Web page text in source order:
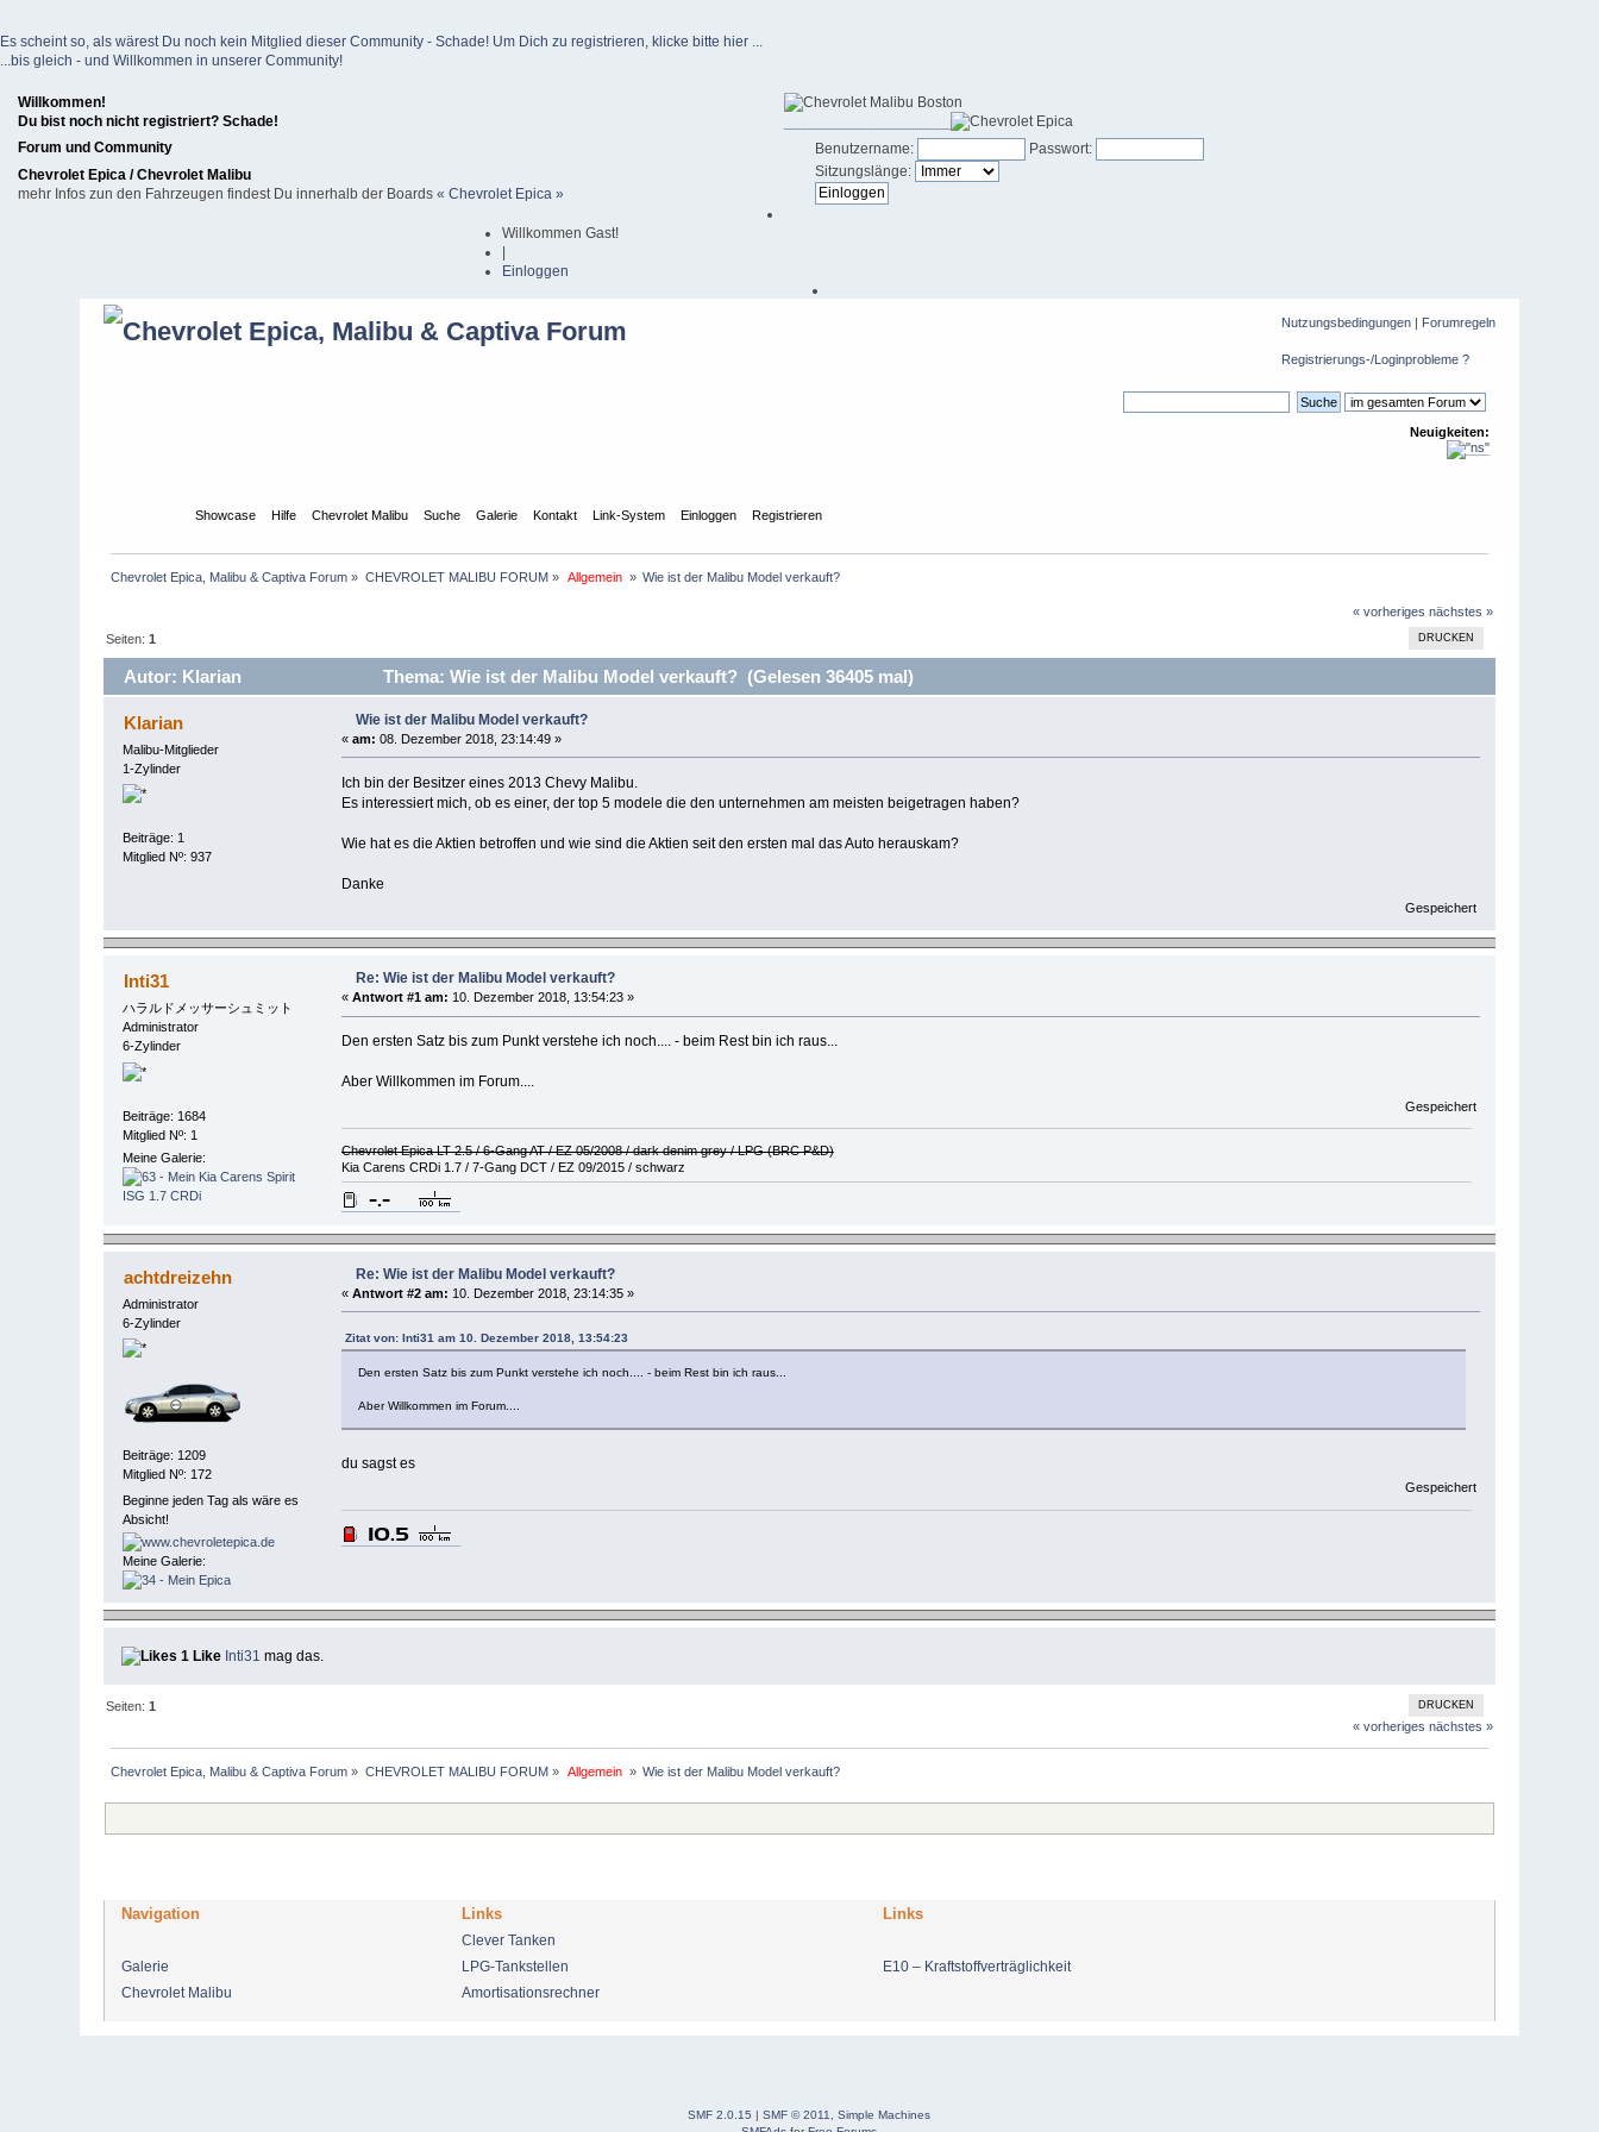
Es scheint so, als wärest Du noch kein Mitglied dieser Community - Schade! Um Dich zu registrieren, klicke bitte hier ...
...bis gleich - und Willkommen in unserer Community!
Willkommen!
Du bist noch nicht registriert? Schade!
Forum und Community
Chevrolet Epica / Chevrolet Malibu
mehr Infos zun den Fahrzeugen findest Du innerhalb der Boards « Chevrolet Epica »
Benutzername:
Passwort:
Sitzungslänge:
Willkommen Gast!
Einloggen
Nutzungsbedingungen| Forumregeln
Registrierungs-/Loginprobleme ?
Neuigkeiten:
Showcase Hilfe Chevrolet Malibu Suche Galerie Kontakt Link-System Einloggen Registrieren
Chevrolet Epica, Malibu & Captiva Forum » CHEVROLET MALIBU FORUM» Allgemein » Wie ist der Malibu Model verkauft?
« vorheriges nächstes »
DRUCKEN
Seiten:1
Autor: Klarian Thema: Wie ist der Malibu Model verkauft? (Gelesen 36405 mal)
Klarian
Malibu-Mitglieder
1-Zylinder
Beiträge: 1
Mitglied Nº: 937
Wie ist der Malibu Model verkauft?
« am: 08. Dezember 2018, 23:14:49 »
Ich bin der Besitzer eines 2013 Chevy Malibu.
Es interessiert mich, ob es einer, der top 5 modele die den unternehmen am meisten beigetragen haben?
Wie hat es die Aktien betroffen und wie sind die Aktien seit den ersten mal das Auto herauskam?
Danke
Gespeichert
Inti31
ハラルドメッサーシュミット
Administrator
6-Zylinder
Beiträge: 1684
Mitglied Nº: 1
Meine Galerie:
Re: Wie ist der Malibu Model verkauft?
« Antwort #1 am: 10. Dezember 2018, 13:54:23 »
Den ersten Satz bis zum Punkt verstehe ich noch.... - beim Rest bin ich raus...
Aber Willkommen im Forum....
Gespeichert
Chevrolet Epica LT 2.5 / 6-Gang AT / EZ 05/2008 / dark denim grey / LPG (BRC P&D)
Kia Carens CRDi 1.7 / 7-Gang DCT / EZ 09/2015 / schwarz
achtdreizehn
Administrator
6-Zylinder
Beiträge: 1209
Mitglied Nº: 172
Beginne jeden Tag als wäre es
Absicht!
Meine Galerie:
Re: Wie ist der Malibu Model verkauft?
« Antwort #2 am: 10. Dezember 2018, 23:14:35 »
Zitat von: Inti31 am 10. Dezember 2018, 13:54:23
Den ersten Satz bis zum Punkt verstehe ich noch.... - beim Rest bin ich raus...
Aber Willkommen im Forum....
du sagst es
Gespeichert
1 Like Inti31 mag das.
DRUCKEN
Seiten:1
« vorheriges nächstes »
Chevrolet Epica, Malibu & Captiva Forum » CHEVROLET MALIBU FORUM» Allgemein » Wie ist der Malibu Model verkauft?
Navigation Links Links
Clever Tanken
Galerie
LPG-Tankstellen
E10 – Kraftstoffverträglichkeit
Chevrolet Malibu
Amortisationsrechner
SMF 2.0.15 | SMF © 2011
Simple Machines